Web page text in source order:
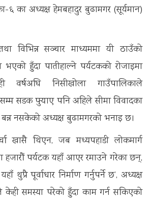
६ का अध्यक्ष हेमबहादुर बुढामगर (सूर्यमान)
विभिन्न सञ्चार माध्यममा यी ठाउँको
भएको हुँदा पातीहाल्ने पर्यटकको रोजाइमा
वर्षअघि निसीखोला गाउँपालिकाले
सडक पुर्‍याए पनि अहिले सीमा विवादका
बन्न नसकेको अध्यक्ष बुढामगरको भनाइ छ।
खासै थिएन, जब मध्यपहाडी लोकमार्ग
हजारौं पर्यटक यहाँ आएर रमाउने गरेका छन्,
थुप्रै पूर्वाधार निर्माण गर्नुपर्ने छ’, अध्यक्ष
समस्या परेको हुँदा काम गर्न सकिएको